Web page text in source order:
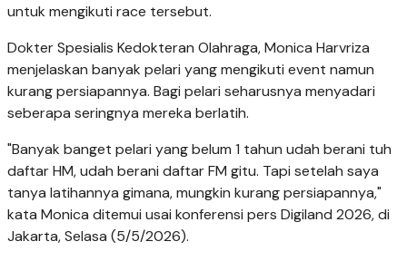
untuk mengikuti race tersebut.
Dokter Spesialis Kedokteran Olahraga, Monica Harvriza
menjelaskan banyak pelari yang mengikuti event namun
kurang persiapannya. Bagi pelari seharusnya menyadari
seberapa seringnya mereka berlatih.
"Banyak banget pelari yang belum 1 tahun udah berani tuh
daftar HM, udah berani daftar FM gitu. Tapi setelah saya
tanya latihannya gimana, mungkin kurang persiapannya,"
kata Monica ditemui usai konferensi pers Digiland 2026, di
Jakarta, Selasa (5/5/2026).